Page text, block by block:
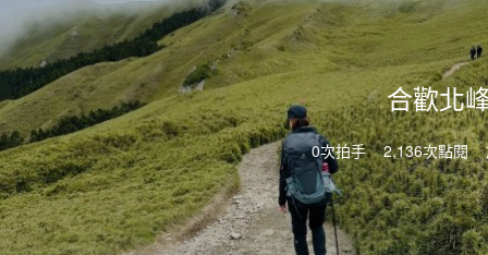
合歡北
0次拍手 2,136次點閱